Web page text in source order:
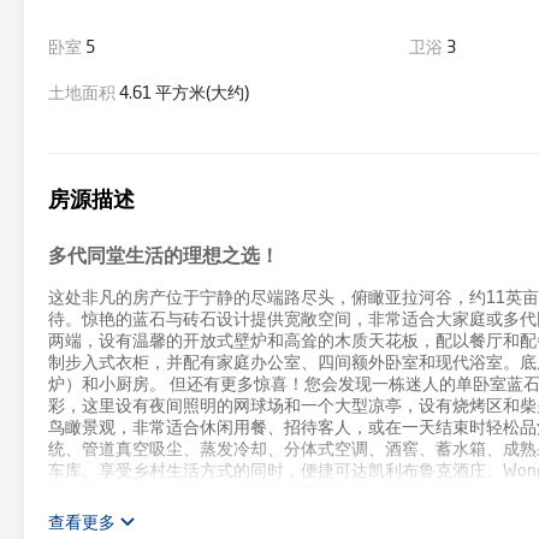
卧室 5 卫浴 3
土地面积 4.61 平方米(大约)
房源描述
多代同堂生活的理想之选！
这处非凡的房产位于宁静的尽端路尽头，俯瞰亚拉河谷，约11英
待。惊艳的蓝石与砖石设计提供宽敞空间，非常适合大家庭或多
两端，设有温馨的开放式壁炉和高耸的木质天花板，配以餐厅和
制步入式衣柜，并配有家庭办公室、四间额外卧室和现代浴室。
炉）和小厨房。 但还有更多惊喜！您会发现一栋迷人的单卧室蓝
彩，这里设有夜间照明的网球场和一个大型凉亭，设有烧烤区和
鸟瞰景观，非常适合休闲用餐、招待客人，或在一天结束时轻松
统、管道真空吸尘、蒸发冷却、分体式空调、酒窖、蓄水箱、成
车库。享受乡村生活方式的同时，便捷可达凯利布鲁克酒庄、
查看更多